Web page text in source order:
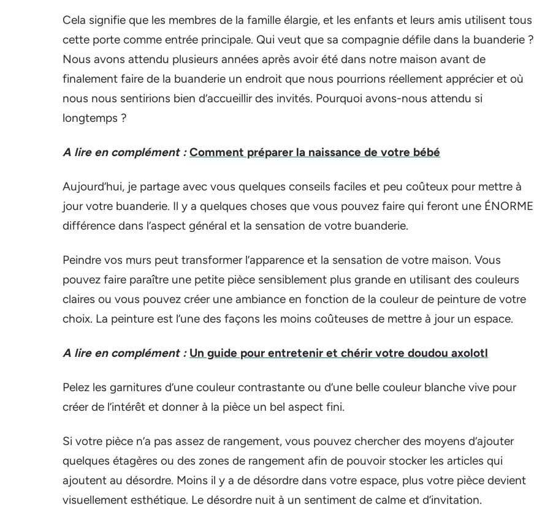
Cela signifie que les membres de la famille élargie, et les enfants et leurs amis utilisent tous
cette porte comme entrée principale. Qui veut que sa compagnie défile dans la buanderie ?
Nous avons attendu plusieurs années après avoir été dans notre maison avant de
finalement faire de la buanderie un endroit que nous pourrions réellement apprécier et où
nous nous sentirions bien d’accueillir des invités. Pourquoi avons-nous attendu si
longtemps ?
A lire en complément : Comment préparer la naissance de votre bébé
Aujourd’hui, je partage avec vous quelques conseils faciles et peu coûteux pour mettre à
jour votre buanderie. Il y a quelques choses que vous pouvez faire qui feront une ÉNORME
différence dans l’aspect général et la sensation de votre buanderie.
Peindre vos murs peut transformer l’apparence et la sensation de votre maison. Vous
pouvez faire paraître une petite pièce sensiblement plus grande en utilisant des couleurs
claires ou vous pouvez créer une ambiance en fonction de la couleur de peinture de votre
choix. La peinture est l’une des façons les moins coûteuses de mettre à jour un espace.
A lire en complément : Un guide pour entretenir et chérir votre doudou axolotl
Pelez les garnitures d’une couleur contrastante ou d’une belle couleur blanche vive pour
créer de l’intérêt et donner à la pièce un bel aspect fini.
Si votre pièce n’a pas assez de rangement, vous pouvez chercher des moyens d’ajouter
quelques étagères ou des zones de rangement afin de pouvoir stocker les articles qui
ajoutent au désordre. Moins il y a de désordre dans votre espace, plus votre pièce devient
visuellement esthétique. Le désordre nuit à un sentiment de calme et d’invitation.